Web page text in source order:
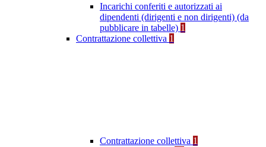
Incarichi conferiti e autorizzati ai
dipendenti (dirigenti e non dirigenti) (da
pubblicare in tabelle) 1
Contrattazione collettiva 1
Contrattazione collettiva 1